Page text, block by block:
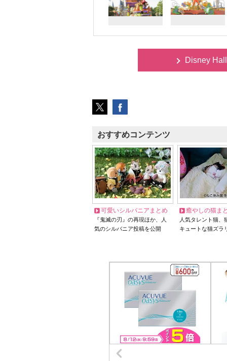
Disney
おすすめコンテンツ
可愛いシルバニアまとめ
『鬼滅の刃』の再現ほか、人
気のシルバニア投稿を公開
癒やしの猫ま
人気タレント猫
キュートな猫ズラ